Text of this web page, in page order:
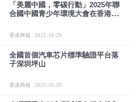
「美麗中國，零碳行動」2025年聯
合國中國青少年環境大會在香港成
香港商報 2025-10-29
全國首個汽車芯片標準驗證平台落
子深圳坪山
香港商報 2025-10-29